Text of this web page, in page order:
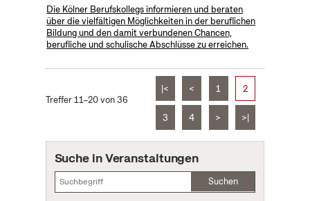
Die Kölner Berufskollegs informieren und beraten
über die vielfältigen Möglichkeiten in der beruflichen
Bildung und den damit verbundenen Chancen,
berufliche und schulische Abschlüsse zu erreichen.
Treffer 11–20 von 36
|< < 1 2
3 4 > >|
Suche in Veranstaltungen
Suchen